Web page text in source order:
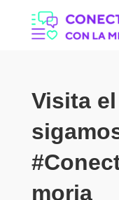
Visita
moria